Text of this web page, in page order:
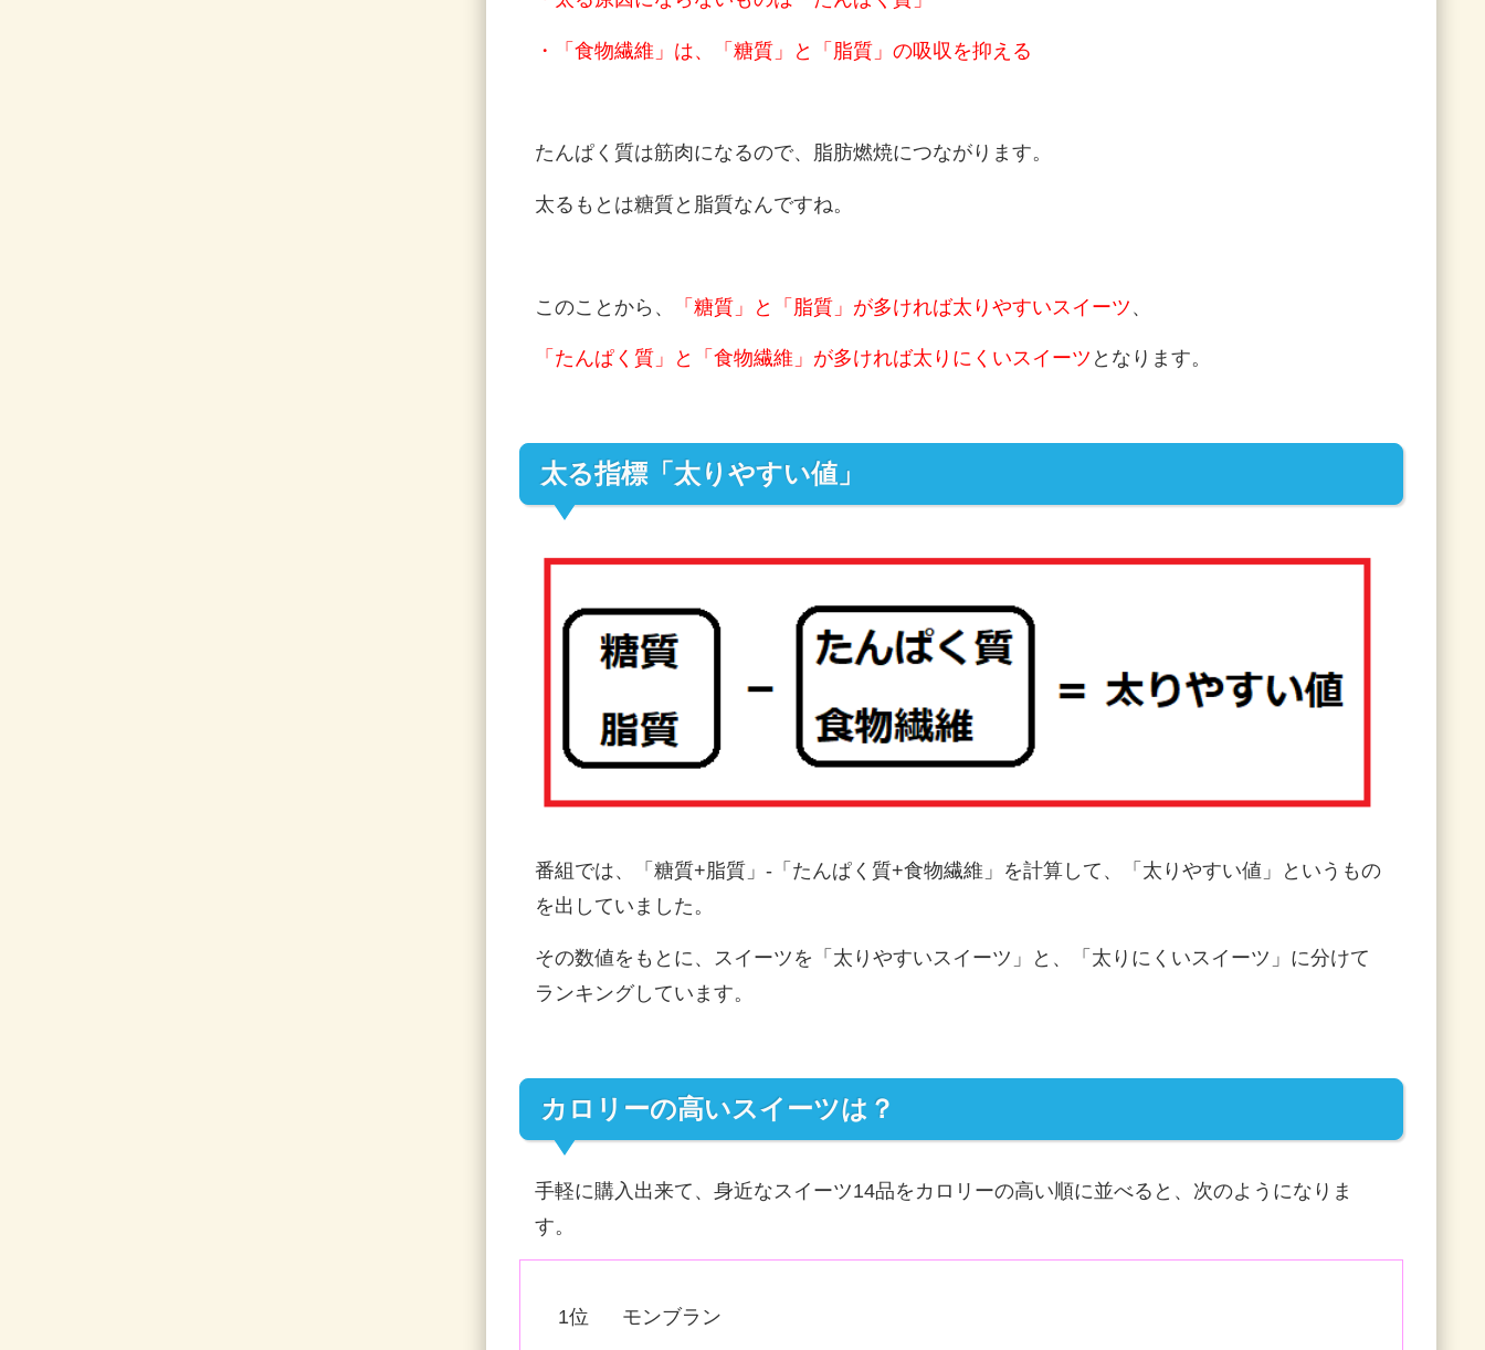
・「食物繊維」は、「糖質」と「脂質」の吸収を抑える
たんぱく質は筋肉になるので、脂肪燃焼につながります。
太るもとは糖質と脂質なんですね。
このことから、 「糖質」と「脂質」が多ければ太りやすいスイーツ 、
「たんぱく質」と「食物繊維」が多ければ太りにくいスイーツ となります。
太る指標「太りやすい値」
番組では、「糖質+脂質」-「たんぱく質+食物繊維」を計算して、「太りやすい値」というもの
を出していました。
その数値をもとに、スイーツを「太りやすいスイーツ」と、「太りにくいスイーツ」に分けて
ランキングしています。
カロリーの高いスイーツは？
手軽に購入出来て、身近なスイーツ14品をカロリーの高い順に並べると、次のようになりま
す。
1位 モンブラン